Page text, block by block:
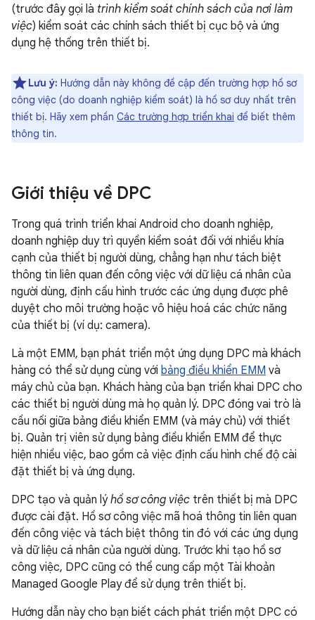
(trước đây gọi là trình kiểm soát chính sách của nơi làm
việc) kiểm soát các chính sách thiết bị cục bộ và ứng
dụng hệ thống trên thiết bị.
Lưu ý: Hướng dẫn này không đề cập đến trường hợp hồ sơ
công việc (do doanh nghiệp kiểm soát) là hồ sơ duy nhất trên
thiết bị. Hãy xem phần Các trường hợp triển khai để biết thêm
thông tin.
Giới thiệu về DPC
Trong quá trình triển khai Android cho doanh nghiệp,
doanh nghiệp duy trì quyền kiểm soát đối với nhiều khía
cạnh của thiết bị người dùng, chẳng hạn như tách biệt
thông tin liên quan đến công việc với dữ liệu cá nhân của
người dùng, định cấu hình trước các ứng dụng được phê
duyệt cho môi trường hoặc vô hiệu hoá các chức năng
của thiết bị (ví dụ: camera).
Là một EMM, bạn phát triển một ứng dụng DPC mà khách
hàng có thể sử dụng cùng với bảng điều khiển EMM và
máy chủ của bạn. Khách hàng của bạn triển khai DPC cho
các thiết bị người dùng mà họ quản lý. DPC đóng vai trò là
cầu nối giữa bảng điều khiển EMM (và máy chủ) với thiết
bị. Quản trị viên sử dụng bảng điều khiển EMM để thực
hiện nhiều việc, bao gồm cả việc định cấu hình chế độ cài
đặt thiết bị và ứng dụng.
DPC tạo và quản lýhồ sơ công việc trên thiết bị mà DPC
được cài đặt. Hồ sơ công việc mã hoá thông tin liên quan
đến công việc và tách biệt thông tin đó với các ứng dụng
và dữ liệu cá nhân của người dùng. Trước khi tạo hồ sơ
công việc, DPC cũng có thể cung cấp một Tài khoản
Managed Google Play để sử dụng trên thiết bị.
Hướng dẫn này cho bạn biết cách phát triển một DPC có